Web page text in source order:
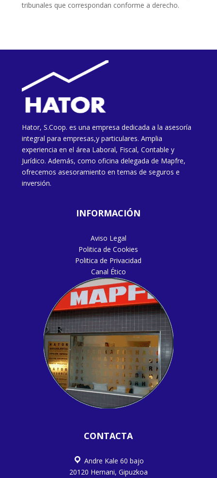
tribunales que correspondan conforme a derecho.
Hator, S.Coop. es una empresa dedicada a la asesoría
integral para empresas,y particulares. Amplia
experiencia en el área Laboral, Fiscal, Contable y
Jurídico. Además, como oficina delegada de Mapfre,
ofrecemos asesoramiento en temas de seguros e
inversión.
INFORMACIÓN
Aviso Legal
Politica de Cookies
Politica de Privacidad
Canal Ético
CONTACTA
Andre Kale 60 bajo
20120 Hernani, Gipuzkoa